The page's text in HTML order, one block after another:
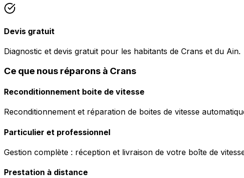
Devis gratuit
Diagnostic et devis gratuit pour les habitants de Crans et du Ain.
Ce que nous réparons à Crans
Reconditionnement boite de vitesse
Reconditionnement et réparation de boites de vitesse
Particulier et professionnel
Gestion complète : réception et livraison de votre boîte de
Prestation à distance